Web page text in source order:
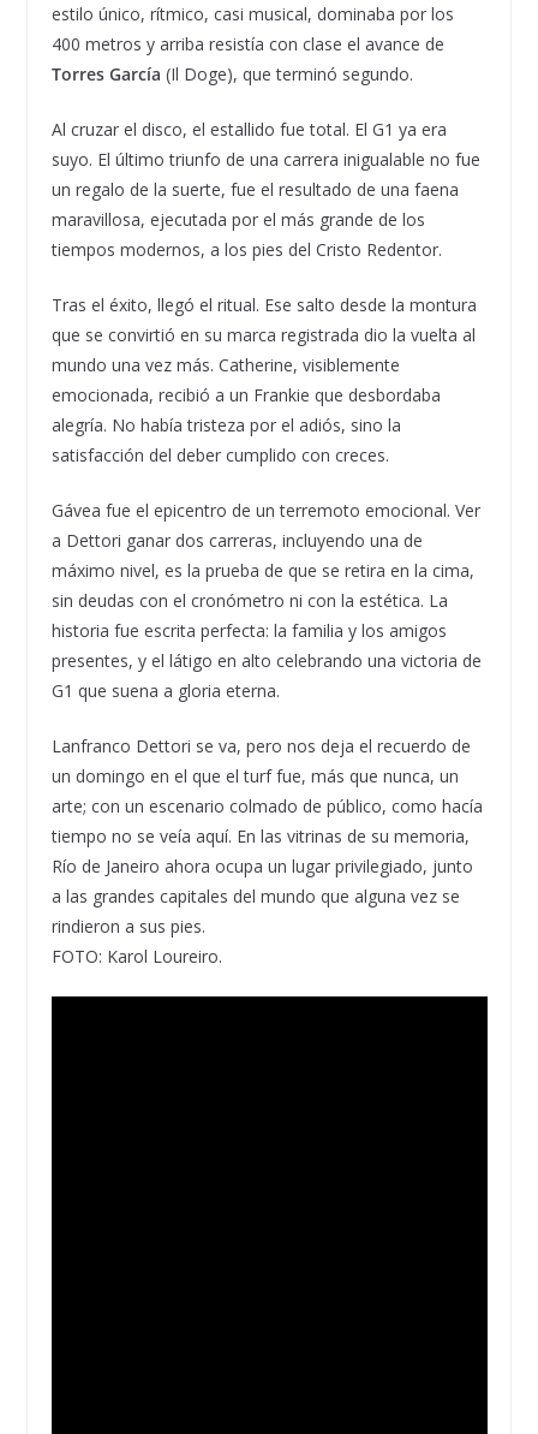
estilo único, rítmico, casi musical, dominaba por los
400 metros y arriba resistía con clase el avance de
Torres García (Il Doge), que terminó segundo.
Al cruzar el disco, el estallido fue total. El G1 ya era
suyo. El último triunfo de una carrera inigualable no fue
un regalo de la suerte, fue el resultado de una faena
maravillosa, ejecutada por el más grande de los
tiempos modernos, a los pies del Cristo Redentor.
Tras el éxito, llegó el ritual. Ese salto desde la montura
que se convirtió en su marca registrada dio la vuelta al
mundo una vez más. Catherine, visiblemente
emocionada, recibió a un Frankie que desbordaba
alegría. No había tristeza por el adiós, sino la
satisfacción del deber cumplido con creces.
Gávea fue el epicentro de un terremoto emocional. Ver
a Dettori ganar dos carreras, incluyendo una de
máximo nivel, es la prueba de que se retira en la cima,
sin deudas con el cronómetro ni con la estética. La
historia fue escrita perfecta: la familia y los amigos
presentes, y el látigo en alto celebrando una victoria de
G1 que suena a gloria eterna.
Lanfranco Dettori se va, pero nos deja el recuerdo de
un domingo en el que el turf fue, más que nunca, un
arte; con un escenario colmado de público, como hacía
tiempo no se veía aquí. En las vitrinas de su memoria,
Río de Janeiro ahora ocupa un lugar privilegiado, junto
a las grandes capitales del mundo que alguna vez se
rindieron a sus pies.
FOTO: Karol Loureiro.